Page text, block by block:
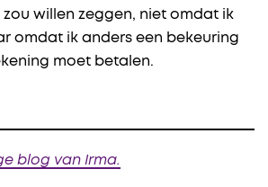
zou willen zeggen, niet omdat ik
omdat ik anders een bekeuring
moet betalen.
blog van Irma.